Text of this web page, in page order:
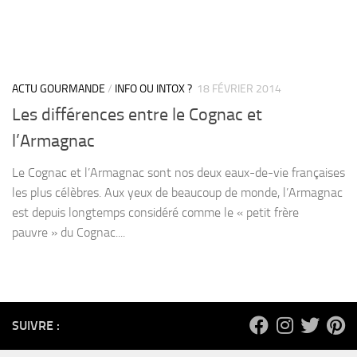
ACTU GOURMANDE / INFO OU INTOX ? 18 FÉVRIER 2014
Les différences entre le Cognac et
l’Armagnac
Le Cognac et l’Armagnac sont nos deux eaux-de-vie françaises
les plus célèbres. Aux yeux de beaucoup de monde, l’Armagnac
est depuis longtemps considéré comme le « petit frère
pauvre » du Cognac....
SUIVRE :